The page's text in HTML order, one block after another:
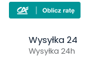
Wysyłka 24
Wysyłka 24h